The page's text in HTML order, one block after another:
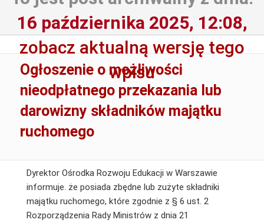
16 października 2025, 12:08,
zobacz aktualną wersję tego
wpisu
Ogłoszenie o możliwości
nieodpłatnego przekazania lub
darowizny składników majątku
ruchomego
Dyrektor Ośrodka Rozwoju Edukacji w Warszawie
informuje. że posiada zbędne lub zużyte składniki
majątku ruchomego, które zgodnie z § 6 ust. 2
Rozporządzenia Rady Ministrów z dnia 21